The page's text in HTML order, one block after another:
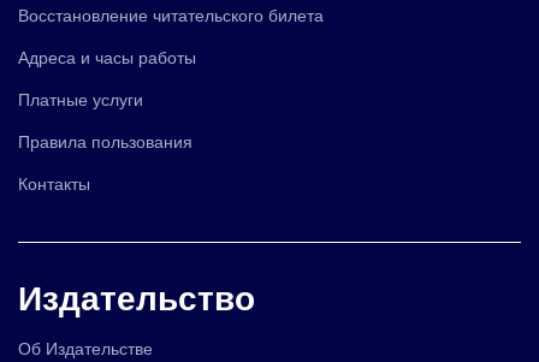
Восстановление читательского билета
Адреса и часы работы
Платные услуги
Правила пользования
Контакты
Издательство
Об Издательстве